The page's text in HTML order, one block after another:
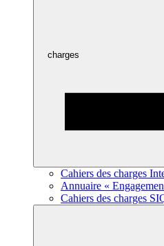
charges
Cahiers des charges
Annuaire «
Cahiers des charges